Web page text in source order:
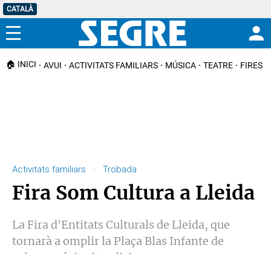
CATALÀ
Menú
🏠 INICI AVUI ACTIVITATS FAMILIARS MÚSICA TEATRE FIRES I
Activitats familiars · Trobada
Fira Som Cultura a Lleida
La Fira d'Entitats Culturals de Lleida, que
tornarà a omplir la Plaça Blas Infante de